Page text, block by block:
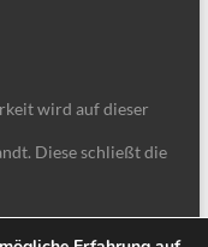
wird auf dieser
Diese schließt die